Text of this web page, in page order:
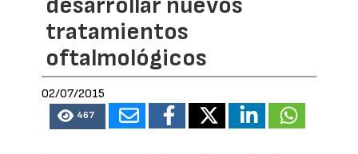
tratamientos
oftalmológicos
02/07/2015
467